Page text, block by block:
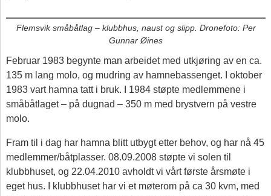
Flemsvik småbåtlag – klubbhus, naust og slipp. Dronefoto: Per
Gunnar Øines
Februar 1983 begynte man arbeidet med utkjøring av en ca.
135 m lang molo, og mudring av hamnebassenget. I oktober
1983 vart hamna tatt i bruk. I 1984 støpte medlemmene i
småbåtlaget – på dugnad – 350 m med brystvern på vestre
molo.
Fram til i dag har hamna blitt utbygt etter behov, og har nå 45
medlemmer/båtplasser. 08.09.2008 støpte vi solen til
klubbhuset, og 22.04.2010 avholdt vi vårt første årsmøte i
eget hus. I klubbhuset har vi et møterom på ca 30 kvm, med